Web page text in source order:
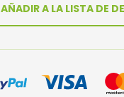
AÑADIR A LA LISTA DE